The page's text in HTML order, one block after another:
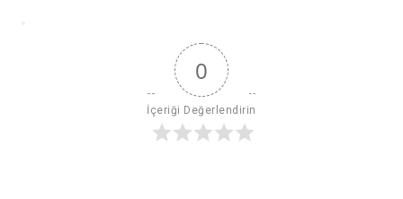
0
İçeriği Değerlendirin